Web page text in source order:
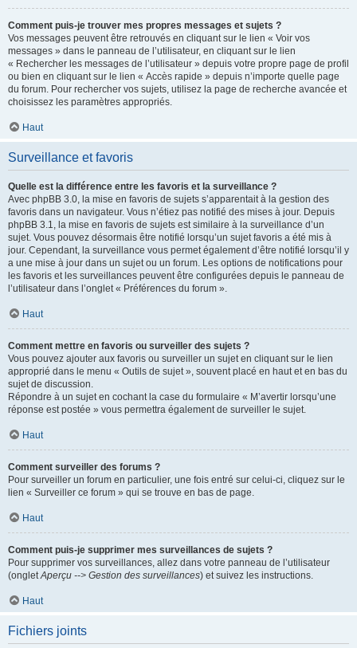
Comment puis-je trouver mes propres messages et sujets ?
Vos messages peuvent être retrouvés en cliquant sur le lien « Voir vos
messages » dans le panneau de l’utilisateur, en cliquant sur le lien
« Rechercher les messages de l’utilisateur » depuis votre propre page de profil
ou bien en cliquant sur le lien « Accès rapide » depuis n’importe quelle page
du forum. Pour rechercher vos sujets, utilisez la page de recherche avancée et
choisissez les paramètres appropriés.
Haut
Surveillance et favoris
Quelle est la différence entre les favoris et la surveillance ?
Avec phpBB 3.0, la mise en favoris de sujets s’apparentait à la gestion des
favoris dans un navigateur. Vous n’étiez pas notifié des mises à jour. Depuis
phpBB 3.1, la mise en favoris de sujets est similaire à la surveillance d’un
sujet. Vous pouvez désormais être notifié lorsqu’un sujet favoris a été mis à
jour. Cependant, la surveillance vous permet également d’être notifié lorsqu’il y
a une mise à jour dans un sujet ou un forum. Les options de notifications pour
les favoris et les surveillances peuvent être configurées depuis le panneau de
l’utilisateur dans l’onglet « Préférences du forum ».
Haut
Comment mettre en favoris ou surveiller des sujets ?
Vous pouvez ajouter aux favoris ou surveiller un sujet en cliquant sur le lien
approprié dans le menu « Outils de sujet », souvent placé en haut et en bas du
sujet de discussion.
Répondre à un sujet en cochant la case du formulaire « M’avertir lorsqu’une
réponse est postée » vous permettra également de surveiller le sujet.
Haut
Comment surveiller des forums ?
Pour surveiller un forum en particulier, une fois entré sur celui-ci, cliquez sur le
lien « Surveiller ce forum » qui se trouve en bas de page.
Haut
Comment puis-je supprimer mes surveillances de sujets ?
Pour supprimer vos surveillances, allez dans votre panneau de l’utilisateur
(ongletAperçu --> Gestion des surveillances) et suivez les instructions.
Haut
Fichiers joints